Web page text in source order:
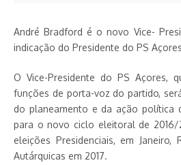
André Bradford é o novo Vice-
indicação do Presidente do PS
O Vice-Presidente do PS Açores,
funções de porta-voz do partido,
do planeamento e da ação política
para o novo ciclo eleitoral de 2016/
eleições Presidenciais, em
Autárquicas em 2017.